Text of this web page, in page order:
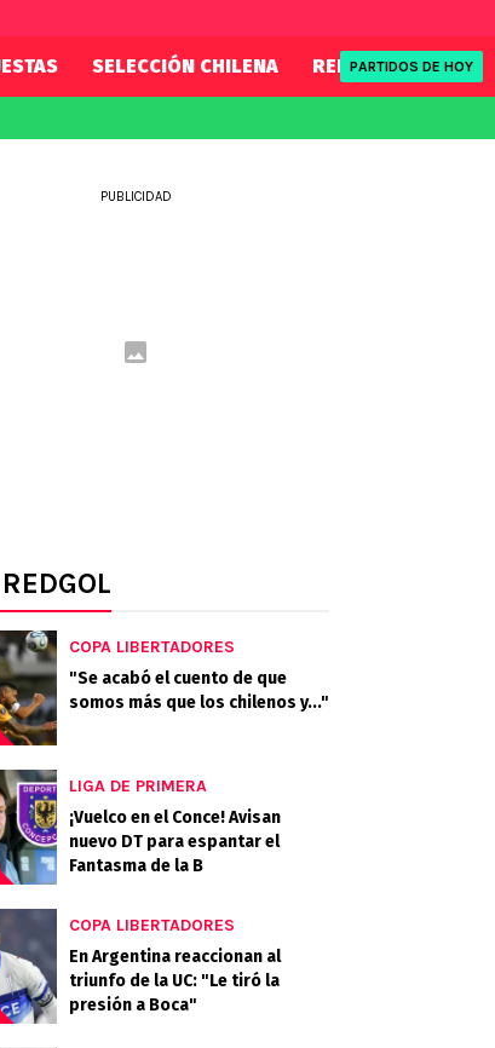
SELECCIÓN CHILENA REDSPORT
PARTIDOS DE HOY
PUBLICIDAD
COPA LIBERTADORES
"Se acabó el cuento de que
somos más que los chilenos y..."
LIGA DE PRIMERA
¡Vuelco en el Conce! Avisan
nuevo DT para espantar el
Fantasma de la B
COPA LIBERTADORES
En Argentina reaccionan al
triunfo de la UC: "Le tiró la
presión a Boca"